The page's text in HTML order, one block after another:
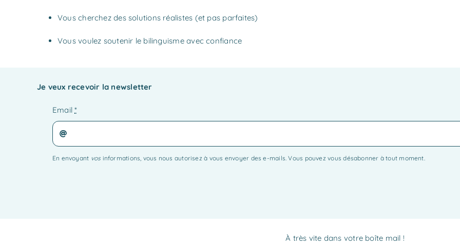
Vous cherchez des solutions réalistes (et pas parfaites)
Vous voulez soutenir le bilinguisme avec confiance
Je veux recevoir la newsletter
Email*
En envoyant vos informations, vous nous autorisez à vous envoyer des e-mails. Vous pouvez vous désabonner à tout moment.
À très vite dans votre boîte mail !